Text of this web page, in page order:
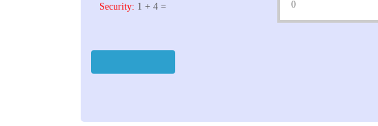
Security: 1 + 4 =